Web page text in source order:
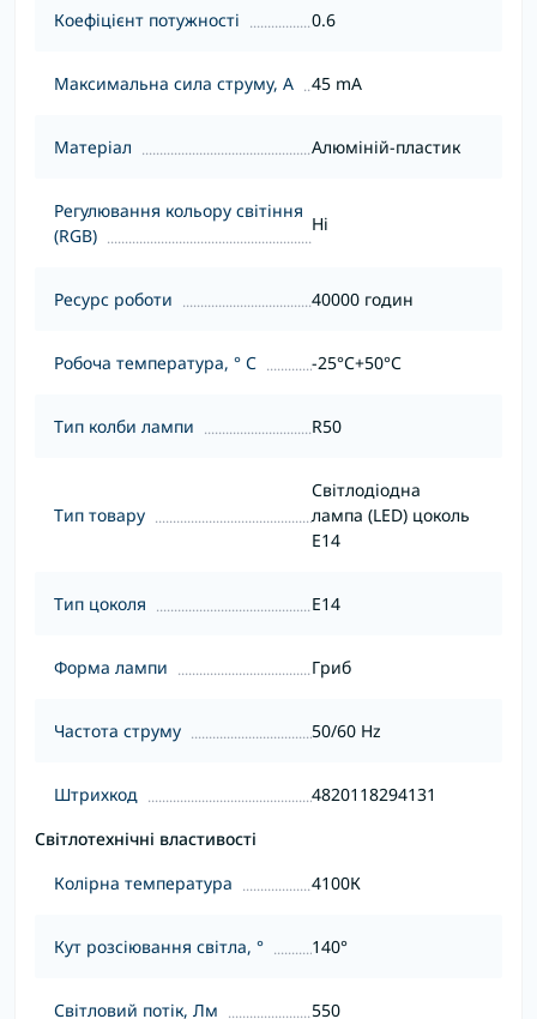
Коефіцієнт потужності 0.6
Максимальна сила струму, А 45 mA
Матеріал Алюміній-пластик
Регулювання кольору світіння
(RGB)
Ні
Ресурс роботи 40000 годин
Робоча температура, ° С -25°С+50°С
Тип колби лампи R50
Тип товару
Світлодіодна
лампа (LED) цоколь
E14
Тип цоколя E14
Форма лампи Гриб
Частота струму 50/60 Hz
Штрихкод
4820118294131
Світлотехнічні властивості
Колірна температура
4100К
Кут розсіювання світла, ° 140°
Світловий потік, Лм 550